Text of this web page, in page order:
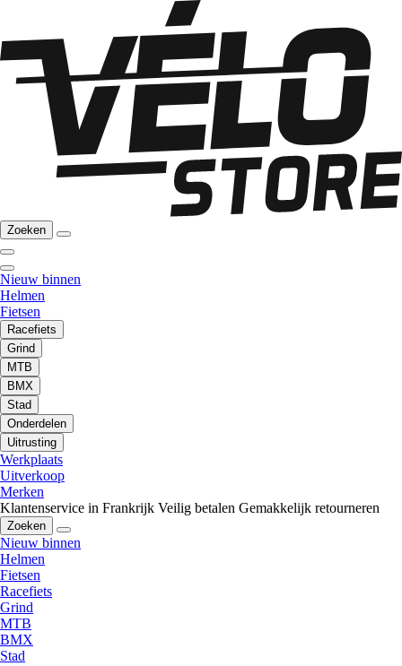
Zoeken
Nieuw binnen
Helmen
Fietsen
Racefiets
Grind
MTB
BMX
Stad
Onderdelen
Uitrusting
Werkplaats
Uitverkoop
Merken
Klantenservice in Frankrijk Veilig betalen Gemakkelijk retourneren
Zoeken
Nieuw binnen
Helmen
Fietsen
Racefiets
Grind
MTB
BMX
Stad